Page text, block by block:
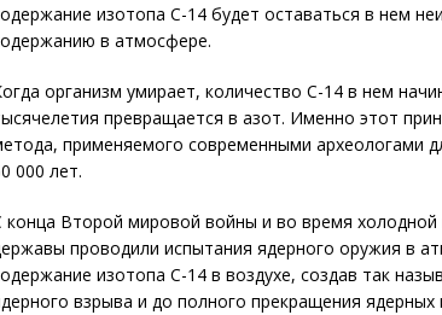
изотопа С-14 будет оставаться в нем
в атмосфере.
организм умирает, количество С-14 в нем
превращается в азот. Именно этот
применяемого современными археологами
000 лет.
конца Второй мировой войны и во время
проводили испытания ядерного оружия в
изотопа С-14 в воздухе, создав так
взрыва и до полного прекращения